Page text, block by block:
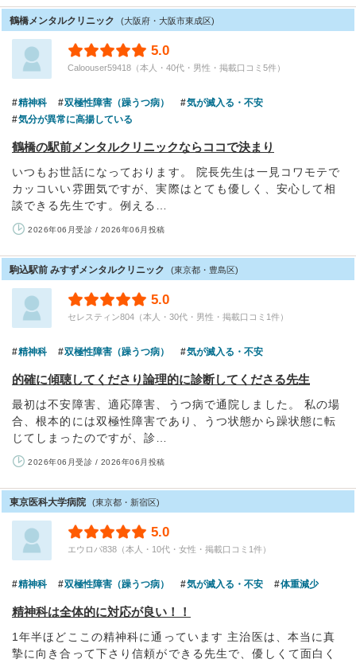
鶴橋メンタルクリニック (大阪府・大阪市東成区)
5.0
Caloouser59418（本人・40代・男性・掲載口コミ5件）
精神科 双極性障害（躁うつ病）
気が滅入る・不安
気分が異常に高揚している
鶴橋の駅前メンタルクリニックならココで決まり
いつもお世話になっております。 院長先生は一見コワモテで
カッコいい雰囲気ですが、実際はとても優しく、安心して相
談できる先生です。例える…
2026年06月受診 / 2026年06月投稿
駒込駅前 みすずメンタルクリニック (東京都・豊島区)
5.0
セレスティン804（本人・30代・男性・掲載口コミ1件）
精神科 双極性障害（躁うつ病） 気が滅入る・不安
的確に傾聴してくださり論理的に診断してくださる先生
最初は不安障害、適応障害、うつ病で通院しました。 私の場
合、根本的には双極性障害であり、うつ状態から躁状態に転
じてしまったのですが、診…
2026年06月受診 / 2026年06月投稿
東京医科大学病院 (東京都・新宿区)
5.0
エウロパ838（本人・10代・女性・掲載口コミ1件）
精神科 双極性障害（躁うつ病） 気が滅入る・不安 体重減少
精神科は全体的に対応が良い！！
1年半ほどここの精神科に通っています 主治医は、本当に真
摯に向き合って下さり信頼ができる先生で、優しくて面白く